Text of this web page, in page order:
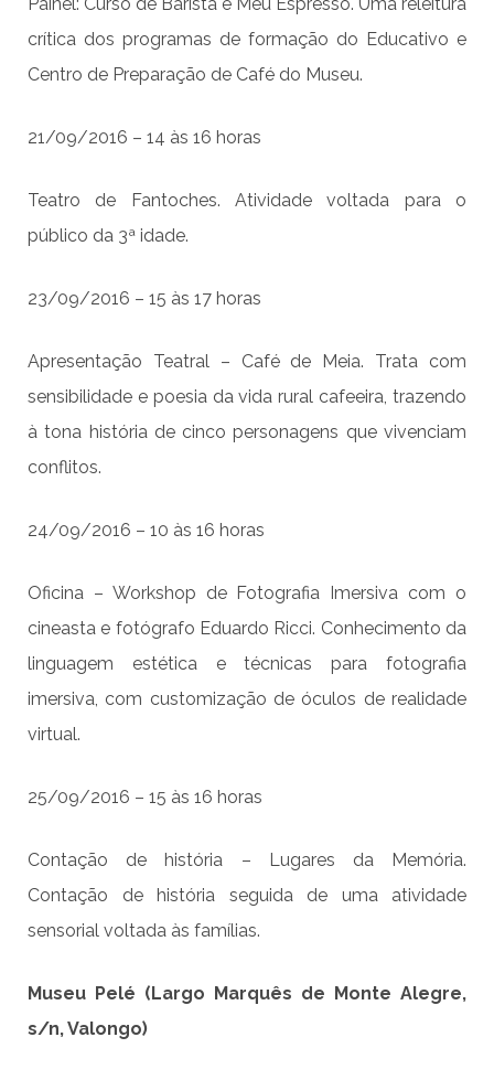
crítica dos programas de formação do Educativo e
Centro de Preparação de Café do Museu.
21/09/2016 – 14 às 16 horas
Teatro de Fantoches. Atividade voltada para o
público da 3ª idade.
23/09/2016 – 15 às 17 horas
Apresentação Teatral – Café de Meia. Trata com
sensibilidade e poesia da vida rural cafeeira, trazendo
à tona história de cinco personagens que vivenciam
conflitos.
24/09/2016 – 10 às 16 horas
Oficina – Workshop de Fotografia Imersiva com o
cineasta e fotógrafo Eduardo Ricci. Conhecimento da
linguagem estética e técnicas para fotografia
imersiva, com customização de óculos de realidade
virtual.
25/09/2016 – 15 às 16 horas
Contação de história – Lugares da Memória.
Contação de história seguida de uma atividade
sensorial voltada às famílias.
Museu Pelé (Largo Marquês de Monte Alegre,
s/n, Valongo)